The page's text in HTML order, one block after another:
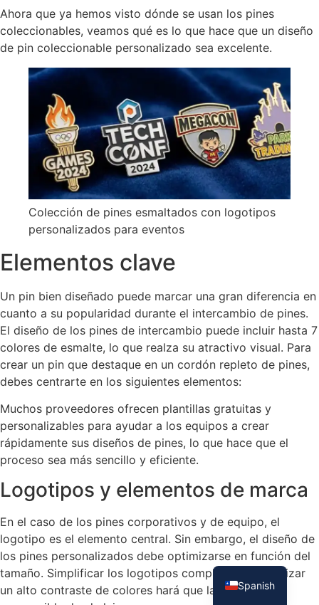
Ahora que ya hemos visto dónde se usan los pines
coleccionables, veamos qué es lo que hace que un diseño
de pin coleccionable personalizado sea excelente.
Colección de pines esmaltados con logotipos
personalizados para eventos
Elementos clave
Un pin bien diseñado puede marcar una gran diferencia en
cuanto a su popularidad durante el intercambio de pines.
El diseño de los pines de intercambio puede incluir hasta 7
colores de esmalte, lo que realza su atractivo visual. Para
crear un pin que destaque en un cordón repleto de pines,
debes centrarte en los siguientes elementos:
Muchos proveedores ofrecen plantillas gratuitas y
personalizables para ayudar a los equipos a crear
rápidamente sus diseños de pines, lo que hace que el
proceso sea más sencillo y eficiente.
Logotipos y elementos de marca
En el caso de los pines corporativos y de equipo, el
logotipo es el elemento central. Sin embargo, el diseño de
los pines personalizados debe optimizarse en función del
tamaño. Simplificar los logotipos complejos y garantizar
un alto contraste de colores hará que la marca sea
Spanish
English
French